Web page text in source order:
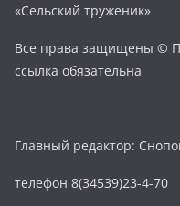
«Сельский труженик»
Все права защищены ©
ссылка обязательна
Главный редактор:
телефон 8(34539)23-4-70